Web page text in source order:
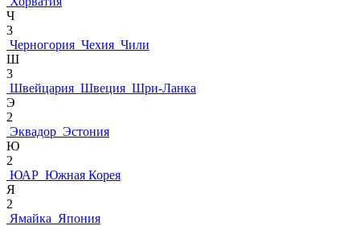
Ч
3
Черногория Чехия Чили
Ш
3
Швейцария Швеция Шри-Ланка
Э
2
Эквадор Эстония
Ю
2
ЮАР Южная Корея
Я
2
Ямайка Япония